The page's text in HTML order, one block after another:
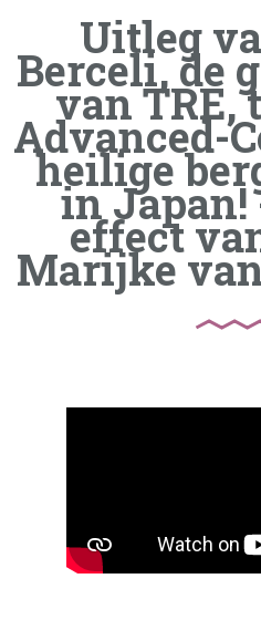
Uitleg
Berceli, de
van TRE,
Advanced-
heilige
in Japan!
effect
Marijke